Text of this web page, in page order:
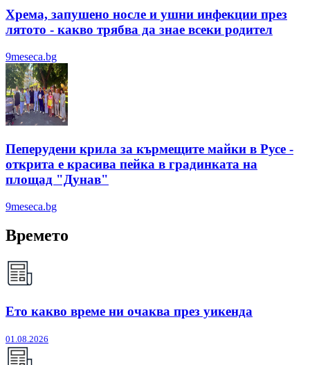
Хрема, запушено носле и ушни инфекции през
лятотo - какво трябва да знае всеки родител
9meseca.bg
Пеперудени крила за кърмещите майки в Русе -
открита е красива пейка в градинката на
площад "Дунав"
9meseca.bg
Времето
Ето какво време ни очаква през уикенда
01.08.2026